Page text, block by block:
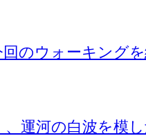
のウォーキング
運河の白波を模